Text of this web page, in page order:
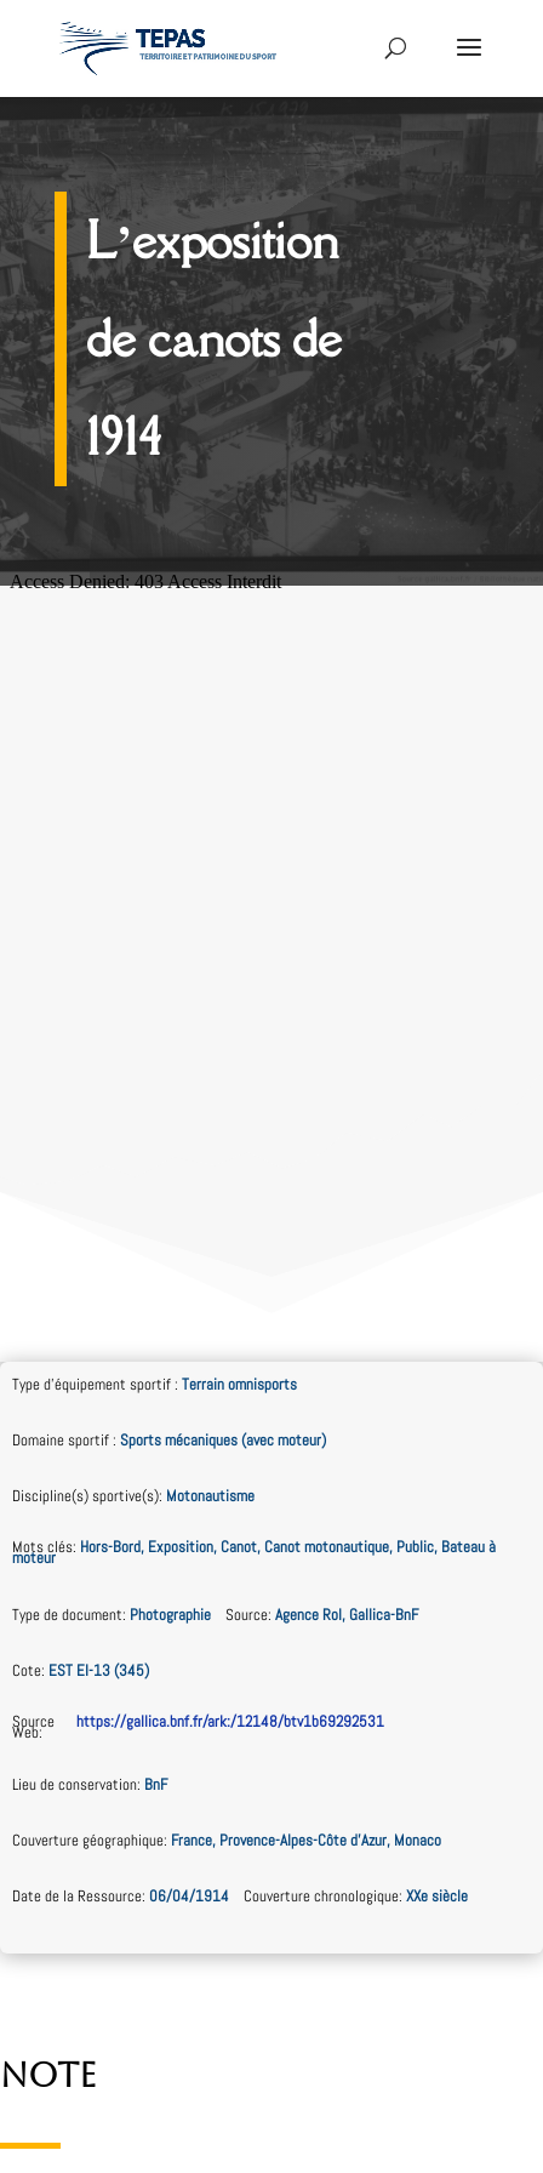
L’exposition
de canots de
1914
Type d'équipement sportif : Terrain omnisports
Domaine sportif : Sports mécaniques (avec moteur)
Discipline(s) sportive(s): Motonautisme
Mots clés: Hors-Bord, Exposition, Canot, Canot motonautique, Public, Bateau à
moteur
Type de document: Photographie Source: Agence Rol, Gallica-BnF
Cote: EST EI-13 (345)
Source
Web:
https://gallica.bnf.fr/ark:/12148/btv1b69292531
Lieu de conservation: BnF
Couverture géographique: France, Provence-Alpes-Côte d’Azur, Monaco
Date de la Ressource: 06/04/1914 Couverture chronologique: XXe siècle
Note